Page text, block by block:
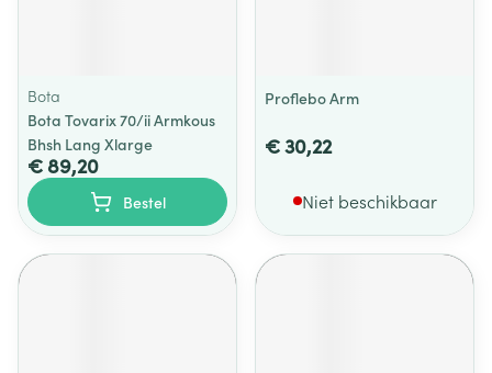
Bota
Bota Tovarix 70/ii Armkous
Bhsh Lang Xlarge
€ 89,20
Bestel
Proflebo Arm
€ 30,22
Niet beschikbaar